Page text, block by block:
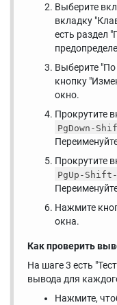
Выберите
вкладку
есть раздел
Выберите
кнопку
окно.
Прокрутите
PgDown-
Прокрутите
PgUp-
Нажмите
окна.
Как проверить
На шаге 3 есть
вывода для
Нажмите,